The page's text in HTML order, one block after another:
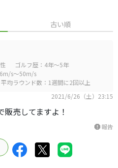
古い順
ゴルフ歴：4年～5年
s～50m/s
平均ラウンド数：1週間に2回以上
2021/6/26（土）23:15
売してますよ！
report報告